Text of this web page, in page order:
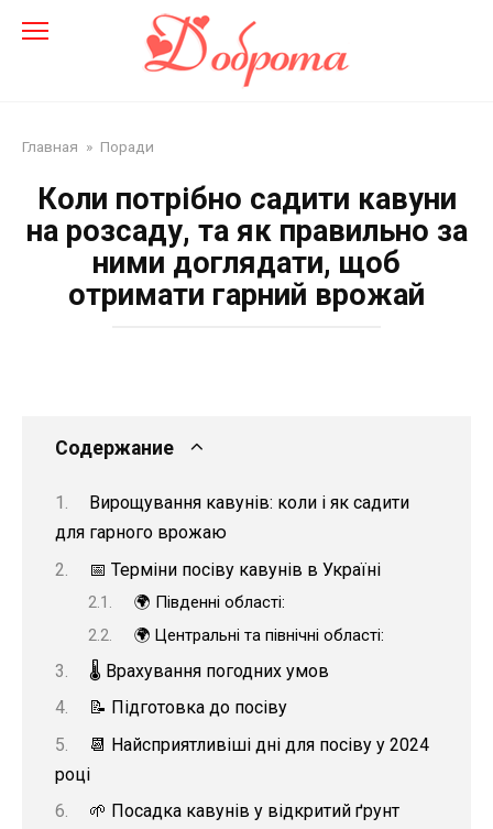
Главная » Поради
Коли потрібно садити кавуни
на розсаду, та як правильно за
ними доглядати, щоб
отримати гарний врожай
Содержание
Вирощування кавунів: коли і як садити
для гарного врожаю
📅 Терміни посіву кавунів в Україні
🌍 Південні області:
🌍 Центральні та північні області:
🌡 Врахування погодних умов
📝 Підготовка до посіву
📆 Найсприятливіші дні для посіву у 2024
році
🌱 Посадка кавунів у відкритий ґрунт